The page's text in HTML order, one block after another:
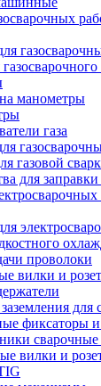
манометры
газа
газовой
для
проволоки
вилки и
для
фиксаторы и
вилки и